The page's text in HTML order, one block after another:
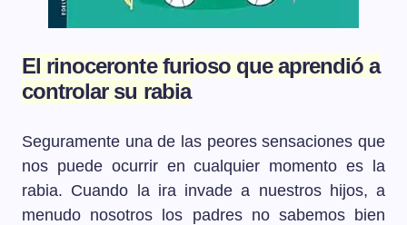
El rinoceronte furioso que aprendió a
controlar su rabia
Seguramente una de las peores sensaciones que
nos puede ocurrir en cualquier momento es la
rabia. Cuando la ira invade a nuestros hijos, a
menudo nosotros los padres no sabemos bien